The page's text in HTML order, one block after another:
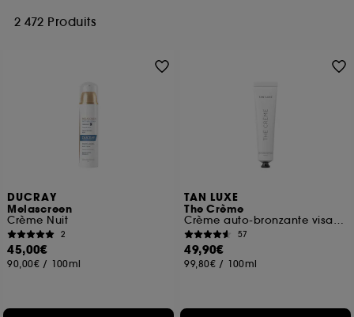
2 472 Produits
DUCRAY
Melascreen
Crème Nuit
2
45,00€
90,00€ / 100ml
TAN LUXE
The Crème
Crème auto-bronzante visage
57
49,90€
99,80€ / 100ml